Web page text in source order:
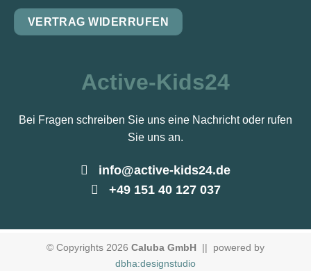
VERTRAG WIDERRUFEN
Active-Kids24
Bei Fragen schreiben Sie uns eine Nachricht oder rufen
Sie uns an.
info@active-kids24.de
+49 151 40 127 037
© Copyrights 2026 Caluba GmbH || powered by
dbha:designstudio